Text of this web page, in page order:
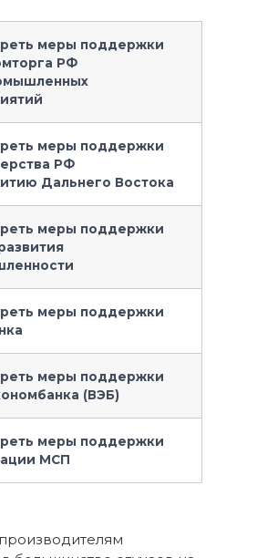
меры поддержки
РФ
меры поддержки
РФ
Дальнего Востока
меры поддержки
меры поддержки
меры поддержки
(ВЭБ)
меры поддержки
МСП